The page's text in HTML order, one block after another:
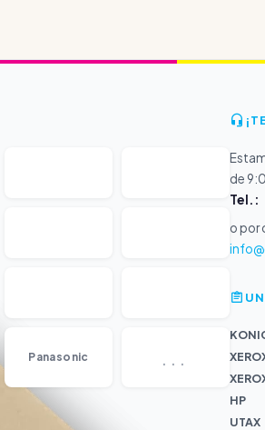
Panasonic
de
Tel.:
o por
HP
UTAX